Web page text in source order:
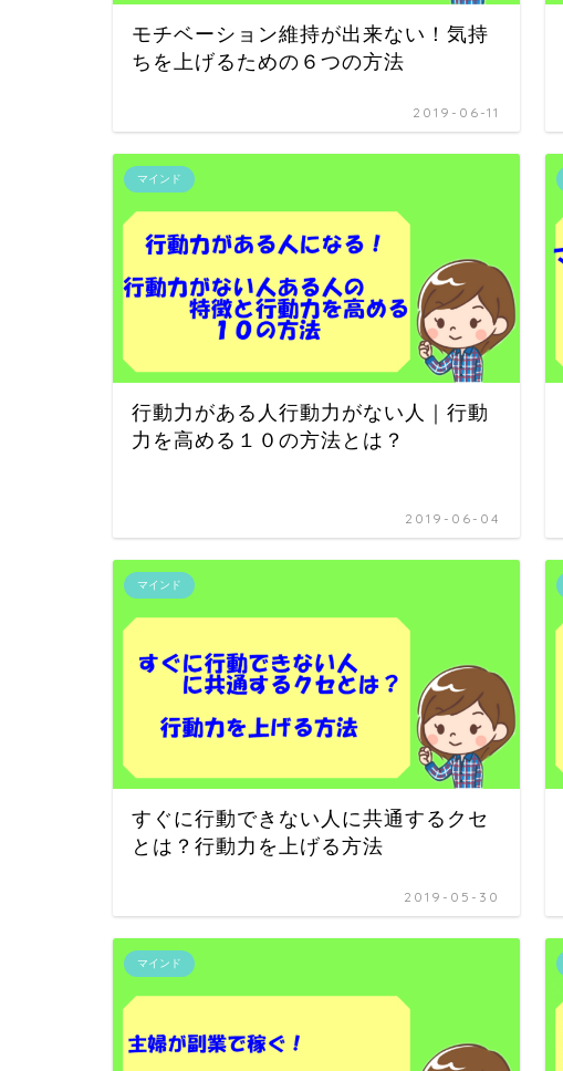
モチベーション維持が出来ない！気持
ちを上げるための６つの方法
2019-06-11
マインド
行動力がある人行動力がない人｜行動
力を高める１０の方法とは？
2019-06-04
マインド
すぐに行動できない人に共通するクセ
とは？行動力を上げる方法
2019-05-30
マインド